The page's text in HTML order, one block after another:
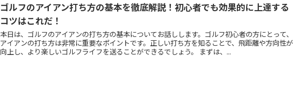
ゴルフのアイアン打ち方の基本を徹底解説！初心者でも効果的に上達する
コツはこれだ！
本日は、ゴルフのアイアンの打ち方の基本についてお話しします。ゴルフ初心者の方にとって、
アイアンの打ち方は非常に重要なポイントです。正しい打ち方を知ることで、飛距離や方向性が
向上し、より楽しいゴルフライフを送ることができるでしょう。 まずは、...